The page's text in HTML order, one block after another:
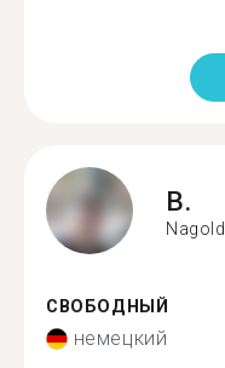
B.
Nagold
СВОБОДНЫЙ
немецкий